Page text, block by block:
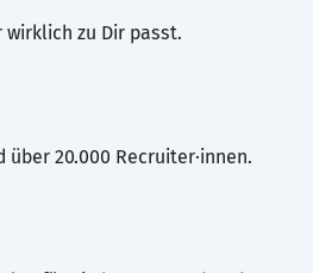
wirklich zu Dir passt.
20.000 Recruiter·innen.